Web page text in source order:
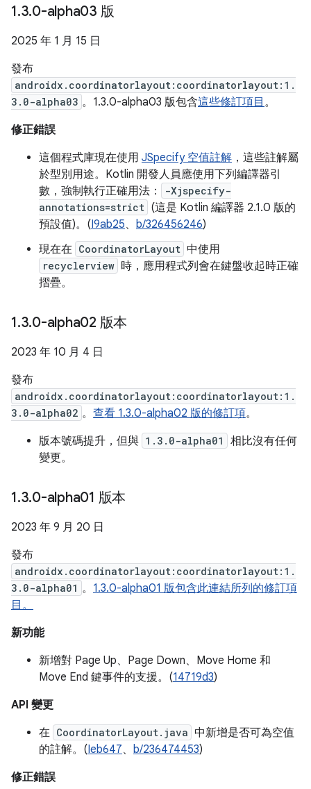
1.3.0-alpha03 版
2025 年 1 月 15 日
發布
androidx.coordinatorlayout:coordinatorlayout:1.
3.0-alpha03 。1.3.0-alpha03 版包含這些修訂項目 。
修正錯誤
這個程式庫現在使用 JSpecify 空值註解 ，這些註解屬
於型別用途。Kotlin 開發人員應使用下列編譯器引
數，強制執行正確用法：
-Xjspecify-
annotations=strict (這是 Kotlin 編譯器 2.1.0 版的
預設值)。(I9ab25、 b/326456246)
現在在 CoordinatorLayout 中使用
recyclerview 時，應用程式列會在鍵盤收起時正確
摺疊。
1.3.0-alpha02 版本
2023 年 10 月 4 日
發布
androidx.coordinatorlayout:coordinatorlayout:1.
3.0-alpha02 。 查看 1.3.0-alpha02 版的修訂項。
版本號碼提升，但與 1.3.0-alpha01
相比沒有任何
變更。
1.3.0-alpha01 版本
2023 年 9 月 20 日
發布
androidx.coordinatorlayout:coordinatorlayout:1.
3.0-alpha01 。 1.3.0-alpha01 版包含此連結所列的修訂項
目。
新功能
新增對 Page Up、Page Down、Move Home 和
Move End 鍵事件的支援。(14719d3)
API 變更
在 CoordinatorLayout.java 中新增是否可為空值
的註解。(Ieb647、 b/236474453)
修正錯誤